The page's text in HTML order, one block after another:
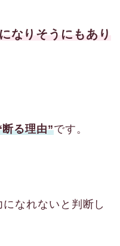
なりそうにもあり
断る理由”です。
なれないと判断し